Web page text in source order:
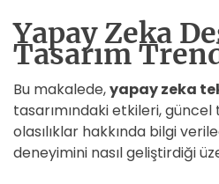
Yapay Zeka
Tasarım
Bu makalede,yapay zeka
tasarımındaki etkileri,
olasılıklar hakkında bilgi
deneyimini nasıl geliştirdiği